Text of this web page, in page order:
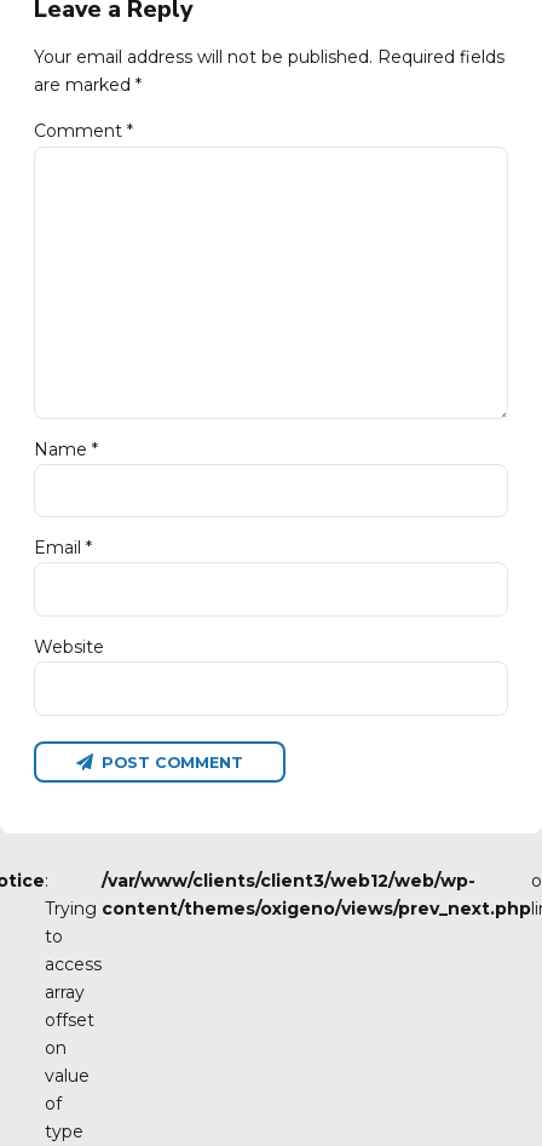
Leave a Reply
Your email address will not be published. Required fields
are marked *
Comment *
Name *
Email *
Website
POST COMMENT
:
Trying
to
access
array
offset
on
value
of
type
/var/www/clients/client3/web12/web/wp-
content/themes/oxigeno/views/prev_next.php